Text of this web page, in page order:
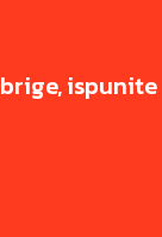
ispunite